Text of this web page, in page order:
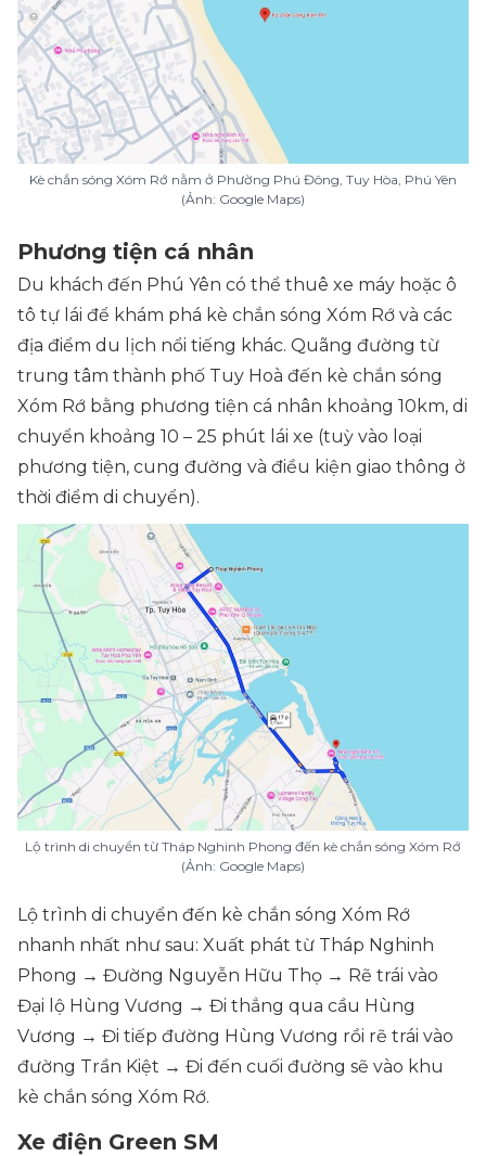
Kè chắn sóng Xóm Rớ nằm ở Phường Phú Đông, Tuy Hòa, Phú Yên
(Ảnh: Google Maps)
Phương tiện cá nhân
Du khách đến Phú Yên có thể thuê xe máy hoặc ô
tô tự lái để khám phá kè chắn sóng Xóm Rớ và các
địa điểm du lịch nổi tiếng khác. Quãng đường từ
trung tâm thành phố Tuy Hoà đến kè chắn sóng
Xóm Rớ bằng phương tiện cá nhân khoảng 10km, di
chuyển khoảng 10 – 25 phút lái xe (tuỳ vào loại
phương tiện, cung đường và điều kiện giao thông ở
thời điểm di chuyển).
Lộ trình di chuyển từ Tháp Nghinh Phong đến kè chắn sóng Xóm Rớ
(Ảnh: Google Maps)
Lộ trình di chuyển đến kè chắn sóng Xóm Rớ
nhanh nhất như sau: Xuất phát từ Tháp Nghinh
Phong → Đường Nguyễn Hữu Thọ → Rẽ trái vào
Đại lộ Hùng Vương → Đi thẳng qua cầu Hùng
Vương → Đi tiếp đường Hùng Vương rồi rẽ trái vào
đường Trần Kiệt → Đi đến cuối đường sẽ vào khu
kè chắn sóng Xóm Rớ.
Xe điện Green SM